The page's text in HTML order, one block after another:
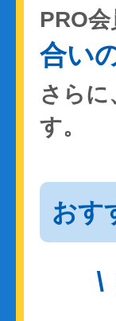
PRO会
合い
さらに
す。
おす